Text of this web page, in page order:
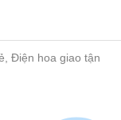
Điện hoa giao tận